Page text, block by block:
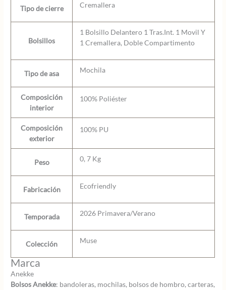
Tipo de cierre Cremallera
Bolsillos
1 Bolsillo Delantero 1 Tras.Int. 1 Movil Y
1 Cremallera, Doble Compartimento
Tipo de asa Mochila
Composición
interior
100% Poliéster
Composición
exterior
100% PU
Peso 0, 7 Kg
Fabricación Ecofriendly
Temporada 2026 Primavera/Verano
Colección Muse
Marca
Anekke
Bolsos Anekke: bandoleras, mochilas, bolsos de hombro, carteras,